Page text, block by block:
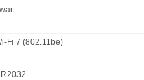
Fi 7 (802.11be)